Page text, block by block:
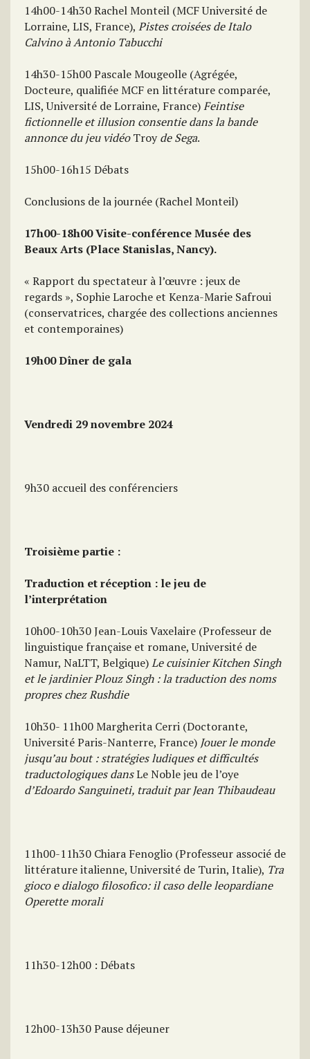
14h00-14h30 Rachel Monteil (MCF Université de
Lorraine, LIS, France), Pistes croisées de Italo
Calvino à Antonio Tabucchi
14h30-15h00 Pascale Mougeolle (Agrégée,
Docteure, qualifiée MCF en littérature comparée,
LIS, Université de Lorraine, France)Feintise
fictionnelle et illusion consentie dans la bande
annonce du jeu vidéoTroyde Sega.
15h00-16h15 Débats
Conclusions de la journée (Rachel Monteil)
17h00-18h00 Visite-conférence Musée des
Beaux Arts (Place Stanislas, Nancy).
« Rapport du spectateur à l’œuvre : jeux de
regards », Sophie Laroche et Kenza-Marie Safroui
(conservatrices, chargée des collections anciennes
et contemporaines)
19h00 Dîner de gala
Vendredi 29 novembre 2024
9h30 accueil des conférenciers
Troisième partie :
Traduction et réception : le jeu de
l’interprétation
10h00-10h30 Jean-Louis Vaxelaire (Professeur de
linguistique française et romane, Université de
Namur, NaLTT, Belgique)Le cuisinier Kitchen Singh
et le jardinier Plouz Singh : la traduction des noms
propres chez Rushdie
10h30- 11h00 Margherita Cerri (Doctorante,
Université Paris-Nanterre, France) Jouer le monde
jusqu’au bout : stratégies ludiques et difficultés
traductologiques dansLe Noble jeu de l’oye
d’Edoardo Sanguineti, traduit par Jean Thibaudeau
11h00-11h30 Chiara Fenoglio (Professeur associé de
littérature italienne, Université de Turin, Italie), Tra
gioco e dialogo filosofico: il caso delle leopardiane
Operette morali
11h30-12h00 : Débats
12h00-13h30 Pause déjeuner